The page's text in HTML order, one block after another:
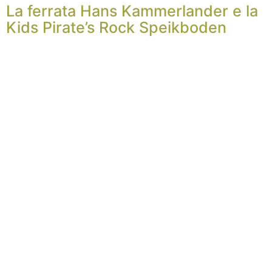
La ferrata Hans Kammerlander e la
Kids Pirate’s Rock Speikboden